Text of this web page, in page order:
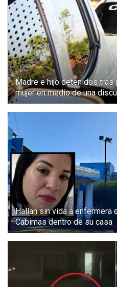
Madre e hijo detenidos tras
mujer en medio de una
Hallan sin vida a enfermera
Cabimas dentro de su casa